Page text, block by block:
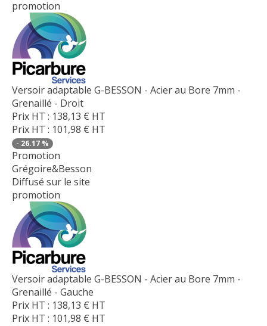
promotion
Versoir adaptable G-BESSON - Acier au Bore 7mm -
Grenaillé - Droit
Prix HT : 138,13 € HT
Prix HT : 101,98 € HT
- 26.17 %
Promotion
Grégoire&Besson
Diffusé sur le site
promotion
Versoir adaptable G-BESSON - Acier au Bore 7mm -
Grenaillé - Gauche
Prix HT : 138,13 € HT
Prix HT : 101,98 € HT